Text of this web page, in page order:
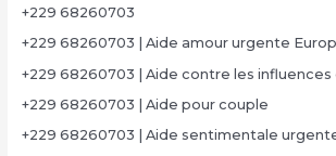
+229 68260703
+229 68260703 | Aide amour urgente
+229 68260703 | Aide contre les
+229 68260703 | Aide pour couple
+229 68260703 | Aide sentimentale